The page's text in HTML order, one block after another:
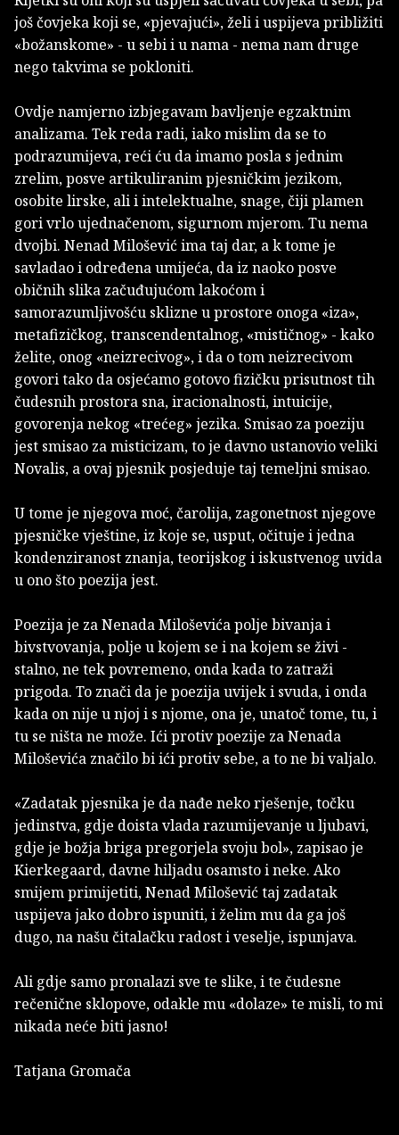
još čovjeka koji se, «pjevajući», želi i uspijeva približiti
«božanskome» - u sebi i u nama - nema nam druge
nego takvima se pokloniti.
Ovdje namjerno izbjegavam bavljenje egzaktnim
analizama. Tek reda radi, iako mislim da se to
podrazumijeva, reći ću da imamo posla s jednim
zrelim, posve artikuliranim pjesničkim jezikom,
osobite lirske, ali i intelektualne, snage, čiji plamen
gori vrlo ujednačenom, sigurnom mjerom. Tu nema
dvojbi. Nenad Milošević ima taj dar, a k tome je
savladao i određena umijeća, da iz naoko posve
običnih slika začuđujućom lakoćom i
samorazumljivošću sklizne u prostore onoga «iza»,
metafizičkog, transcendentalnog, «mističnog» - kako
želite, onog «neizrecivog», i da o tom neizrecivom
govori tako da osjećamo gotovo fizičku prisutnost tih
čudesnih prostora sna, iracionalnosti, intuicije,
govorenja nekog «trećeg» jezika. Smisao za poeziju
jest smisao za misticizam, to je davno ustanovio veliki
Novalis, a ovaj pjesnik posjeduje taj temeljni smisao.
U tome je njegova moć, čarolija, zagonetnost njegove
pjesničke vještine, iz koje se, usput, očituje i jedna
kondenziranost znanja, teorijskog i iskustvenog uvida
u ono što poezija jest.
Poezija je za Nenada Miloševića polje bivanja i
bivstvovanja, polje u kojem se i na kojem se živi -
stalno, ne tek povremeno, onda kada to zatraži
prigoda. To znači da je poezija uvijek i svuda, i onda
kada on nije u njoj i s njome, ona je, unatoč tome, tu, i
tu se ništa ne može. Ići protiv poezije za Nenada
Miloševića značilo bi ići protiv sebe, a to ne bi valjalo.
«Zadatak pjesnika je da nađe neko rješenje, točku
jedinstva, gdje doista vlada razumijevanje u ljubavi,
gdje je božja briga pregorjela svoju bol», zapisao je
Kierkegaard, davne hiljadu osamsto i neke. Ako
smijem primijetiti, Nenad Milošević taj zadatak
uspijeva jako dobro ispuniti, i želim mu da ga još
dugo, na našu čitalačku radost i veselje, ispunjava.
Ali gdje samo pronalazi sve te slike, i te čudesne
rečenične sklopove, odakle mu «dolaze» te misli, to mi
nikada neće biti jasno!
Tatjana Gromača